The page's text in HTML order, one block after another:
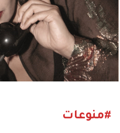
#منوعات